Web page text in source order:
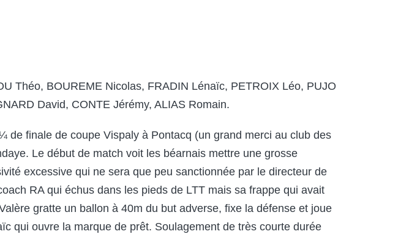
Théo, BOUREME Nicolas, FRADIN Lénaïc, PETROIX Léo, PUJO
David, CONTE Jérémy, ALIAS Romain.
finale de coupe Vispaly à Pontacq (un grand merci au club des
Le début de match voit les béarnais mettre une grosse
excessive qui ne sera que peu sanctionnée par le directeur de
RA qui échus dans les pieds de LTT mais sa frappe qui avait
gratte un ballon à 40m du but adverse, fixe la défense et joue
qui ouvre la marque de prêt. Soulagement de très courte durée